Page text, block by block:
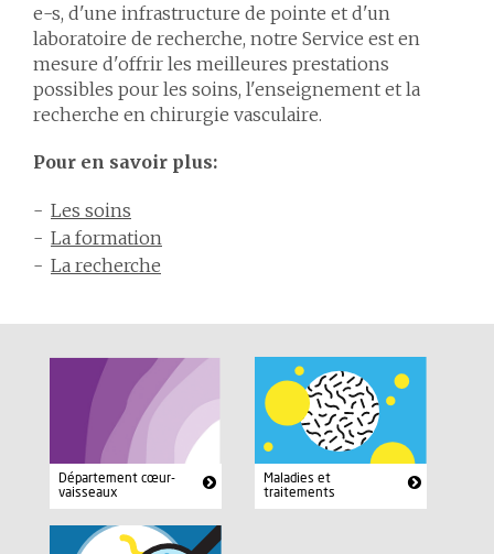
e-s, d'une infrastructure de pointe et d'un
laboratoire de recherche, notre Service est en
mesure d'offrir les meilleures prestations
possibles pour les soins, l'enseignement et la
recherche en chirurgie vasculaire.
Pour en savoir plus:
Les soins
La formation
La recherche
Département cœur-
vaisseaux
Maladies et
traitements